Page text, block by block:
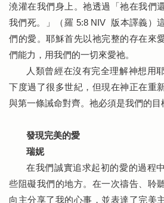
澆灌在我們身上。祂透過「祂在我們
我們死。」（羅 5:8 NIV 版本譯義）
們的愛。耶穌首先以祂完整的存在來
們能力，用我們的一切來愛祂。
人類曾經在沒有完全理解神想用
下度過了很多世紀，但現在神正在重
與第一條誡命對齊。祂必須是我們的目
發現完美的愛
瑞妮
在我們誠實追求起初的愛的過程
些阻礙我們的地方。在一次禱告、聆
向主分享了我的心事，並表達了完美